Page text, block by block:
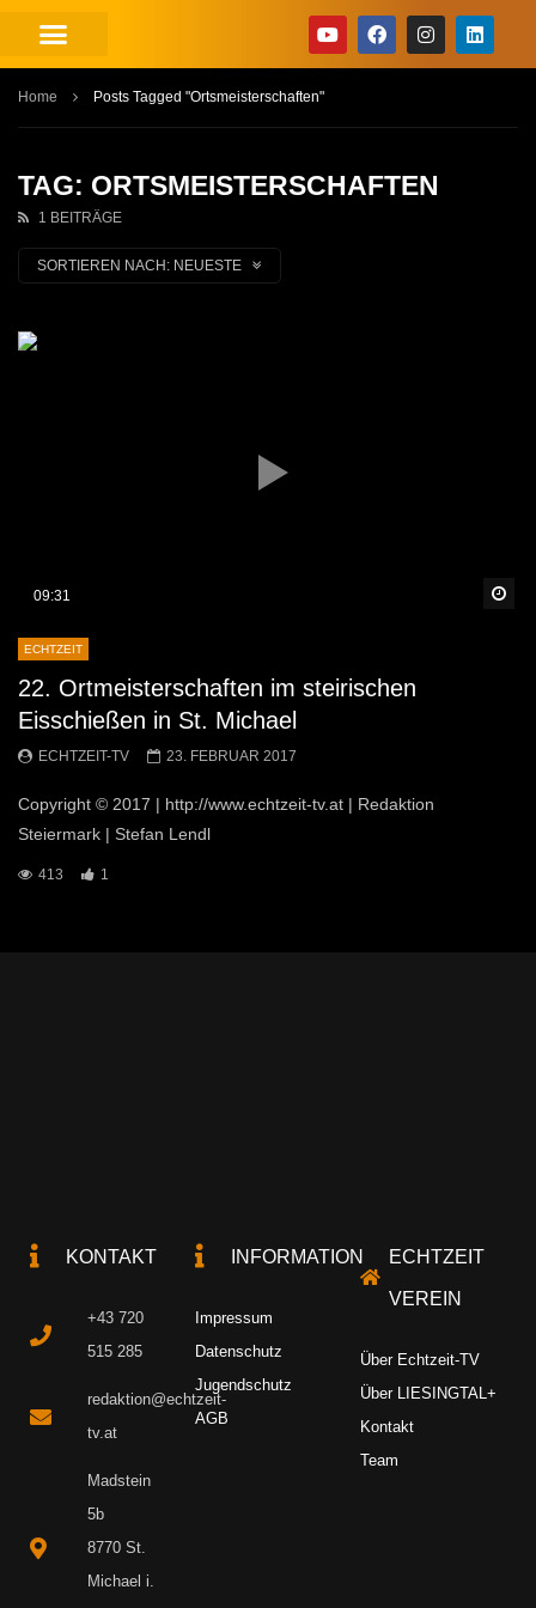
Home Posts Tagged "Ortsmeisterschaften"
TAG: ORTSMEISTERSCHAFTEN
1 BEITRÄGE
SORTIEREN NACH: NEUESTE
09:31
ECHTZEIT
22. Ortmeisterschaften im steirischen
Eisschießen in St. Michael
ECHTZEIT-TV 23. FEBRUAR 2017
Copyright © 2017 | http://www.echtzeit-tv.at | Redaktion
Steiermark | Stefan Lendl
413 1
KONTAKT
+43 720
515 285
redaktion@echtzeit-
tv.at
Madstein
5b
8770 St.
Michael i.
INFORMATION
Impressum
Datenschutz
Jugendschutz
AGB
ECHTZEIT
VEREIN
Über Echtzeit-TV
Über LIESINGTAL+
Kontakt
Team